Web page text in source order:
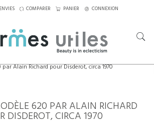
COMPARER PANIER CONNEXION
Alain Richard pour Disderot, circa 1970
620 PAR ALAIN RICHARD
DISDEROT, CIRCA 1970